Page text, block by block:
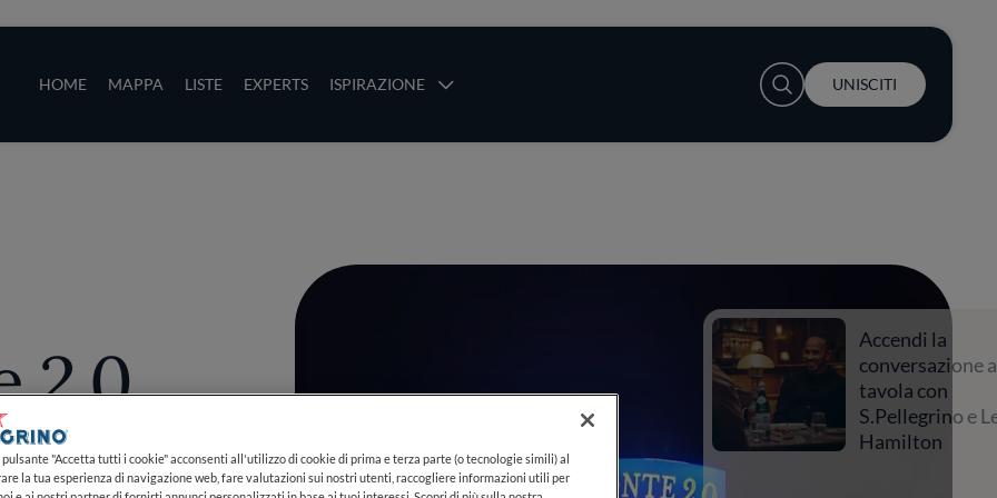
HOME MAPPA LISTE EXPERTS ISPIRAZIONE
User account menu
UNISCITI
2.0
Accendi la
conversazione a
tavola con
S.Pellegrino e Lewis
Hamilton
"Accetta tutti i cookie" acconsenti all'utilizzo di cookie di prima e terza parte (o tecnologie simili) al
la tua esperienza di navigazione web, fare valutazioni sui nostri utenti, raccogliere informazioni utili per